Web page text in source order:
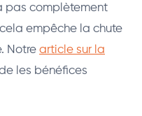
pas complètement
empêche la chute
Notre article sur la
les bénéfices